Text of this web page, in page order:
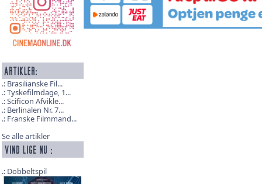
Brasilianske Fil...
Tyskefilmdage, 1...
Scificon Afvikle...
Berlinalen Nr. 7...
Franske Filmmand...
Se alle artikler
Dobbeltspil